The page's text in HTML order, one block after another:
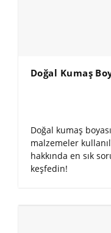
Doğal Kumaş
Doğal kumaş
malzemeler
hakkında en sık
keşfedin!